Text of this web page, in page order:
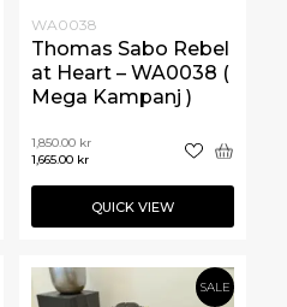
WA0038
Thomas Sabo Rebel
at Heart – WA0038 (
Mega Kampanj )
1,850.00 kr
1,665.00 kr
QUICK VIEW
SALE